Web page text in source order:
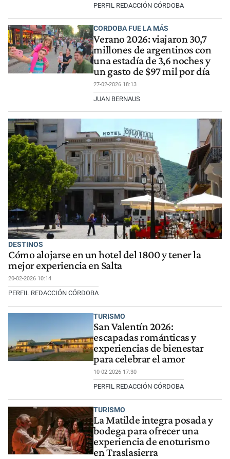
PERFIL REDACCIÓN CÓRDOBA
CORDOBA FUE LA MÁS
Verano 2026: viajaron 30,7
millones de argentinos con
una estadía de 3,6 noches y
un gasto de $97 mil por día
27-02-2026 18:13
JUAN BERNAUS
DESTINOS
Cómo alojarse en un hotel del 1800 y tener la
mejor experiencia en Salta
20-02-2026 10:14
PERFIL REDACCIÓN CÓRDOBA
TURISMO
San Valentín 2026:
escapadas románticas y
experiencias de bienestar
para celebrar el amor
10-02-2026 17:30
PERFIL REDACCIÓN CÓRDOBA
TURISMO
La Matilde integra posada y
bodega para ofrecer una
experiencia de enoturismo
en Traslasierra